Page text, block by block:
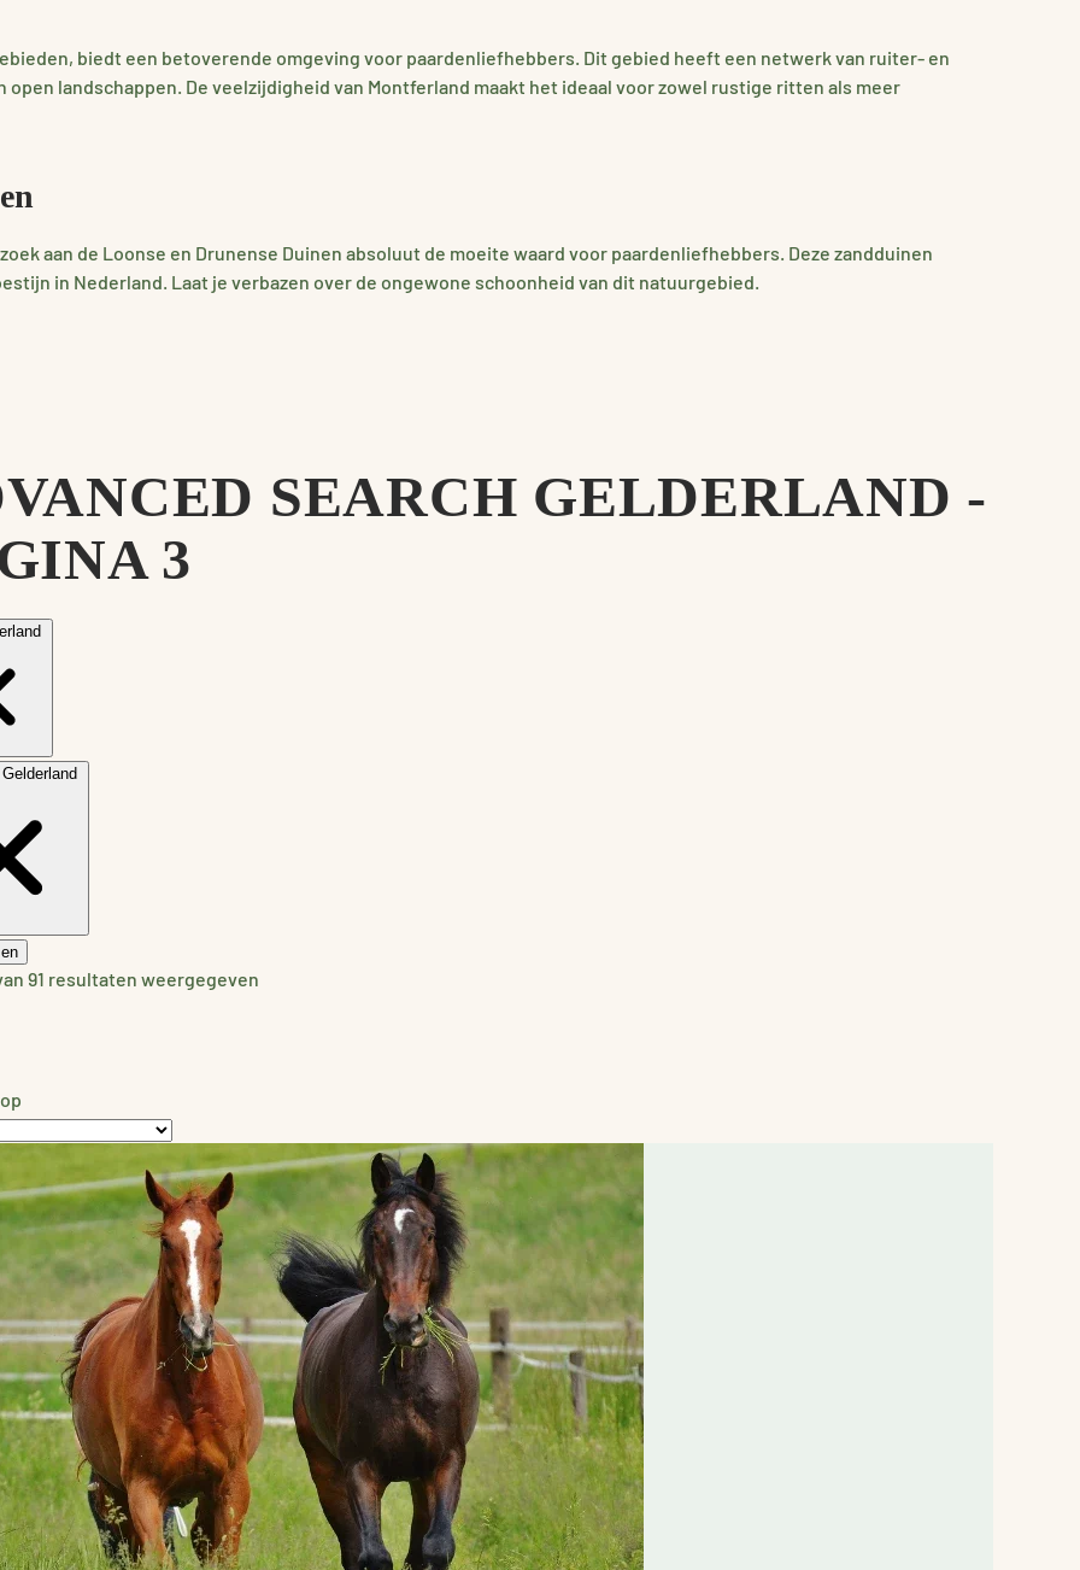
biedt een betoverende omgeving voor paardenliefhebbers. Dit gebied heeft een netwerk van ruiter- en
landschappen. De veelzijdigheid van Montferland maakt het ideaal voor zowel rustige ritten als meer
aan de Loonse en Drunense Duinen absoluut de moeite waard voor paardenliefhebbers. Deze zandduinen
in Nederland. Laat je verbazen over de ongewone schoonheid van dit natuurgebied.
SEARCH GELDERLAND -
3
Gelderland
91 resultaten weergegeven